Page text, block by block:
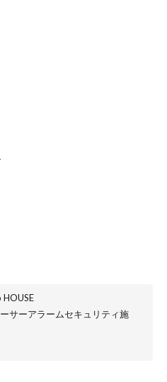
サーアラームセキュリティ施